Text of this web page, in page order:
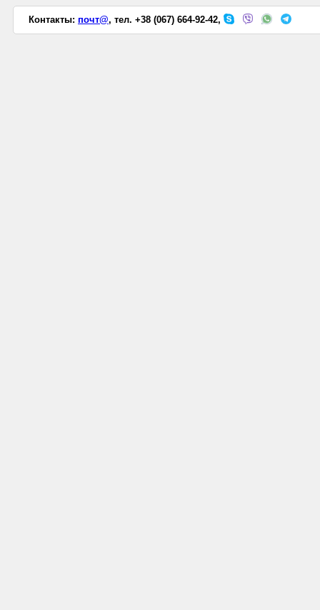
Контакты: почт@, тел. +38 (067) 664-92-42,